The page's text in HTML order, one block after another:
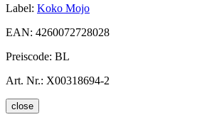
Label: Koko Mojo
EAN: 4260072728028
Preiscode: BL
Art. Nr.: X00318694-2
close